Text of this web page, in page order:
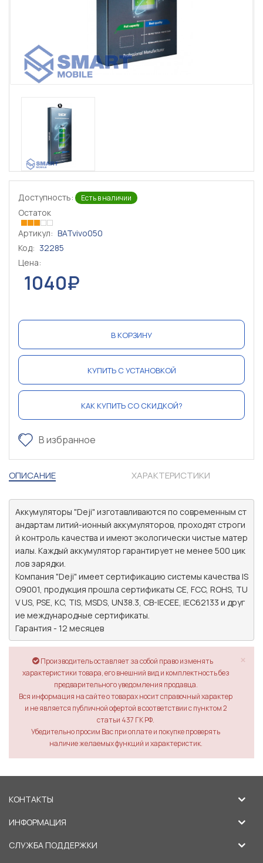
Доступность: Есть в наличии
Остаток
Артикул: BATvivo050
Код: 32285
Цена:
1040₽
В КОРЗИНУ
КУПИТЬ С УСТАНОВКОЙ
КАК КУПИТЬ СО СКИДКОЙ?
В избранное
ОПИСАНИЕ ХАРАКТЕРИСТИКИ
Аккумуляторы "Deji" изготавливаются по современным ст
андартам литий-ионный аккумуляторов, проходят строги
й контроль качества и имеют экологически чистые матер
иалы. Каждый аккумулятор гарантирует не менее 500 цик
лов зарядки.
Компания "Deji" имеет сертификацию системы качества IS
O9001, продукция прошла сертификаты CE, FCC, ROHS, TU
V US, PSE, KC, TIS, MSDS, UN38.3, CB-IECEE, IEC62133 и друг
ие международные сертификаты.
Гарантия - 12 месяцев
×
Производитель оставляет за собой право изменять
характеристики товара, его внешний вид и комплектность без
предварительного уведомления продавца.
Вся информация на сайте о товарах носит справочный характер
и не является публичной офертой в соответствии с пунктом 2
статьи 437 ГК РФ.
Убедительно просим Вас при оплате и покупке проверять
наличие желаемых функций и характеристик.
КОНТАКТЫ
ИНФОРМАЦИЯ
СЛУЖБА ПОДДЕРЖКИ